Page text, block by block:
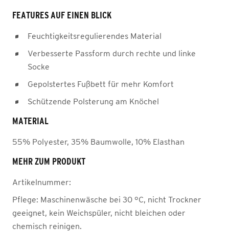
FEATURES AUF EINEN BLICK
Feuchtigkeitsregulierendes Material
Verbesserte Passform durch rechte und linke
Socke
Gepolstertes Fußbett für mehr Komfort
Schützende Polsterung am Knöchel
MATERIAL
55% Polyester, 35% Baumwolle, 10% Elasthan
MEHR ZUM PRODUKT
Artikelnummer:
Pflege: Maschinenwäsche bei 30 °C, nicht Trockner
geeignet, kein Weichspüler, nicht bleichen oder
chemisch reinigen.